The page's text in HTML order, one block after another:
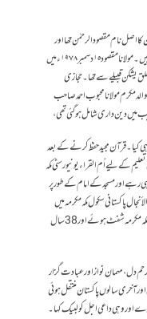
اصل نام مقصودالرحمٰن تھا اور
ان کے والد گرامی کا نام مولانا محبوب احمد ہے جو جید عالم دین ہیں۔ مولانا مقصود ١٥ دسمبر ١٩٧٨ء ميں
یشکن قبیلے سے تھا۔حجازی
مکرم مولانا محبوب احمد صاحب
میں دین داری شامل ہوگئی تھی،
ہی کیا ۔ قرآن مجید حفظ کرنے کے بعد
کے لیے اُم القراء یونیورسٹی مکہ
اور مسجد کے امام کے طور پر
پاکستانی سکول مکہ مکرمہ میں
اسلامیات اور عربی کے استاد رہے ہیں۔ اور اہل خانہ سمیت مکہ مکرمہ شفٹ ہوئے اور 38 سال
دل ، مہمان نواز اور عبادت گزار
آخری سالوں پاکستان منتقل ہوئی
اور وہی داعی اجل کو لبیک کہا۔